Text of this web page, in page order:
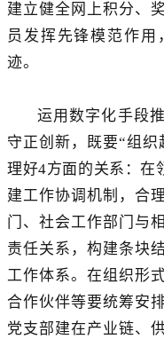
建立健全网上积分、
员发挥先锋模范作用
迹。
运用数字化手段
守正创新，既要“组
理好4方面的关系：在
建工作协调机制，合
门、社会工作部门与
责任关系，构建条块
工作体系。在组织形
合作伙伴等要统筹安
党支部建在产业链、